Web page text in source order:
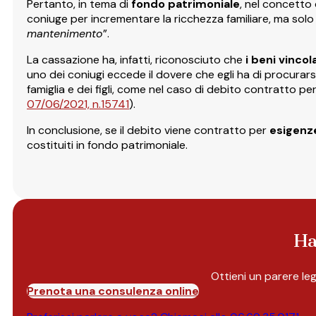
Pertanto, in tema difondo patrimoniale, nel concetto
coniuge per incrementare la ricchezza familiare, ma solo
mantenimento”.
La cassazione ha, infatti, riconosciuto che i beni
uno dei coniugi eccede il dovere che egli ha di
famiglia e dei figli, come nel caso di debito contratto
07/06/2021, n.15741).
In conclusione, se il debito viene contratto per
costituiti in fondo patrimoniale.
Ottieni un parere
Prenota una consulenza online